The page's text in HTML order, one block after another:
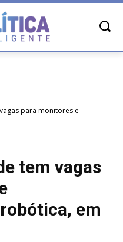
para monitores e
tem vagas
em